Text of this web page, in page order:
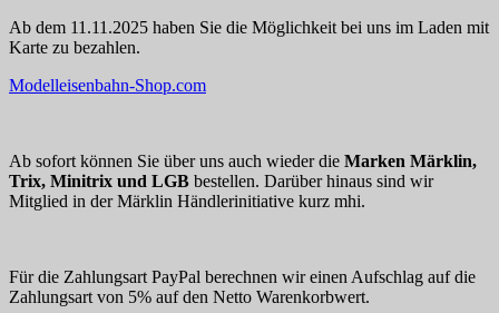
Ab dem 11.11.2025 haben Sie die Möglichkeit bei uns im Laden mit
Karte zu bezahlen.
Modelleisenbahn-Shop.com
Ab sofort können Sie über uns auch wieder die Marken Märklin,
Trix, Minitrix und LGB bestellen. Darüber hinaus sind wir
Mitglied in der Märklin Händlerinitiative kurz mhi.
Für die Zahlungsart PayPal berechnen wir einen Aufschlag auf die
Zahlungsart von 5% auf den Netto Warenkorbwert.